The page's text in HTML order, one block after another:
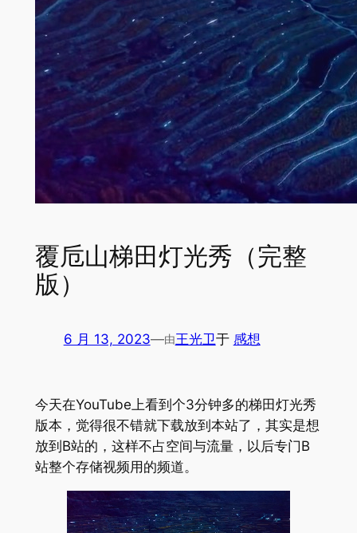
覆卮山梯田灯光秀（完整
版）
6 月 13, 2023—由王光卫于 感想
今天在YouTube上看到个3分钟多的梯田灯光秀
版本，觉得很不错就下载放到本站了，其实是想
放到B站的，这样不占空间与流量，以后专门B
站整个存储视频用的频道。